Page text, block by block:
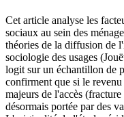
Cet article analyse les
sociaux au sein des
théories de la diffusion de
sociologie des usages
logit sur un échantillon de
confirment que si le
majeurs de l'accès
désormais portée par des